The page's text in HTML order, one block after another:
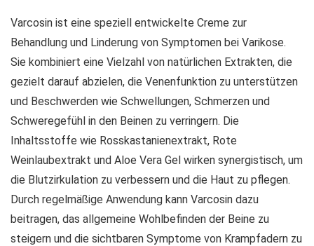
Varcosin ist eine speziell entwickelte Creme zur
Behandlung und Linderung von Symptomen bei Varikose.
Sie kombiniert eine Vielzahl von natürlichen Extrakten, die
gezielt darauf abzielen, die Venenfunktion zu unterstützen
und Beschwerden wie Schwellungen, Schmerzen und
Schweregefühl in den Beinen zu verringern. Die
Inhaltsstoffe wie Rosskastanienextrakt, Rote
Weinlaubextrakt und Aloe Vera Gel wirken synergistisch, um
die Blutzirkulation zu verbessern und die Haut zu pflegen.
Durch regelmäßige Anwendung kann Varcosin dazu
beitragen, das allgemeine Wohlbefinden der Beine zu
steigern und die sichtbaren Symptome von Krampfadern zu